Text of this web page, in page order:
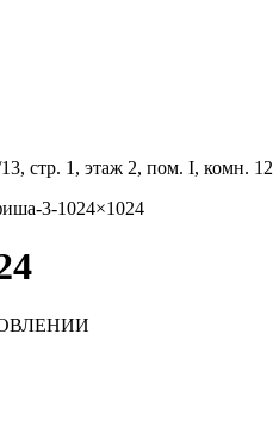
стр. 1, этаж 2, пом. I, комн. 12
3-1024×1024